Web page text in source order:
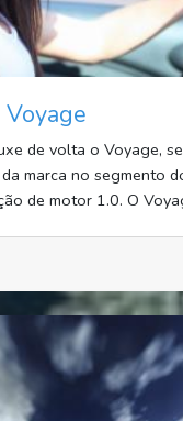
de volta o Voyage,
marca no segmento
de motor 1.0. O